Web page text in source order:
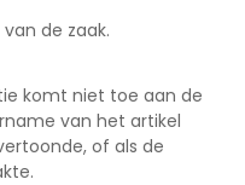
de zaak.
komt niet toe aan de
van het artikel
of als de